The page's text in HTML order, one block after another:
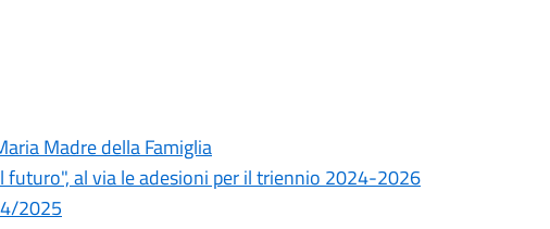
Madre della Famiglia
al via le adesioni per il triennio 2024-2026
2025